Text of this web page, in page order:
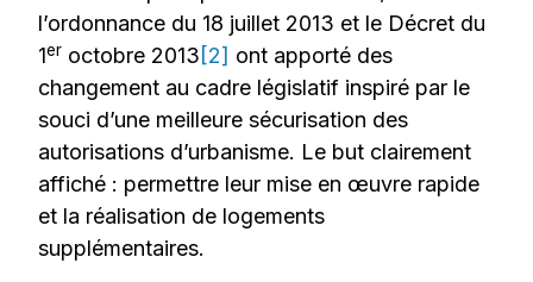
l’ordonnance du 18 juillet 2013 et le Décret du
1er octobre 2013[2] ont apporté des
changement au cadre législatif inspiré par le
souci d’une meilleure sécurisation des
autorisations d’urbanisme. Le but clairement
affiché : permettre leur mise en œuvre rapide
et la réalisation de logements
supplémentaires.